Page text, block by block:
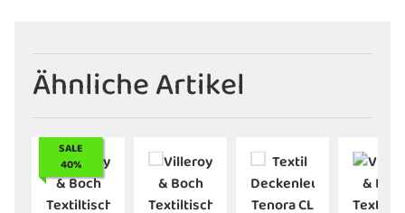
Ähnliche Artikel
SALE
40%